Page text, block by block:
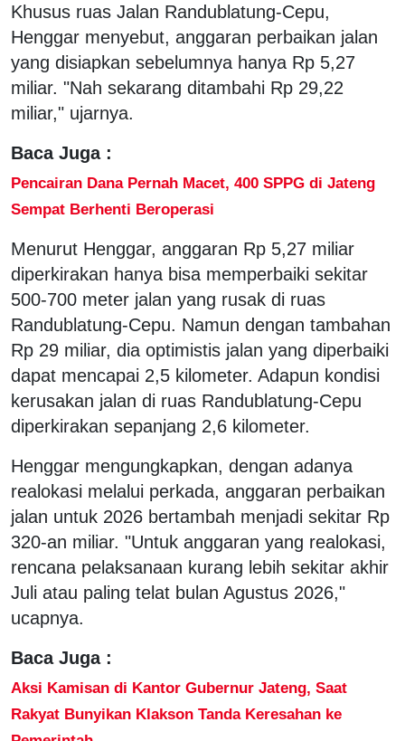
Khusus ruas Jalan Randublatung-Cepu,
Henggar menyebut, anggaran perbaikan jalan
yang disiapkan sebelumnya hanya Rp 5,27
miliar. "Nah sekarang ditambahi Rp 29,22
miliar," ujarnya.
Baca Juga :
Pencairan Dana Pernah Macet, 400 SPPG di Jateng
Sempat Berhenti Beroperasi
Menurut Henggar, anggaran Rp 5,27 miliar
diperkirakan hanya bisa memperbaiki sekitar
500-700 meter jalan yang rusak di ruas
Randublatung-Cepu. Namun dengan tambahan
Rp 29 miliar, dia optimistis jalan yang diperbaiki
dapat mencapai 2,5 kilometer. Adapun kondisi
kerusakan jalan di ruas Randublatung-Cepu
diperkirakan sepanjang 2,6 kilometer.
Henggar mengungkapkan, dengan adanya
realokasi melalui perkada, anggaran perbaikan
jalan untuk 2026 bertambah menjadi sekitar Rp
320-an miliar. "Untuk anggaran yang realokasi,
rencana pelaksanaan kurang lebih sekitar akhir
Juli atau paling telat bulan Agustus 2026,"
ucapnya.
Baca Juga :
Aksi Kamisan di Kantor Gubernur Jateng, Saat
Rakyat Bunyikan Klakson Tanda Keresahan ke